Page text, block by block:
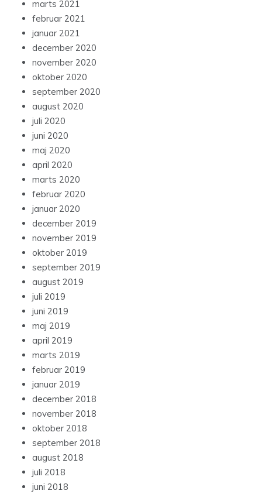
marts 2021
februar 2021
januar 2021
december 2020
november 2020
oktober 2020
september 2020
august 2020
juli 2020
juni 2020
maj 2020
april 2020
marts 2020
februar 2020
januar 2020
december 2019
november 2019
oktober 2019
september 2019
august 2019
juli 2019
juni 2019
maj 2019
april 2019
marts 2019
februar 2019
januar 2019
december 2018
november 2018
oktober 2018
september 2018
august 2018
juli 2018
juni 2018